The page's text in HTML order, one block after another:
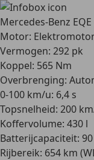
Mercedes-Benz
Motor:
Vermogen: 292 pk
Koppel: 565 Nm
Overbrenging:
0-100 km/u: 6,4 s
Topsnelheid: 200
Koffervolume: 430 l
Batterijcapaciteit:
Rijbereik: 654 km